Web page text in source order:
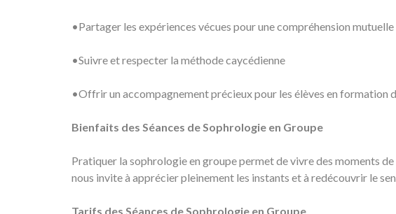
•Partager les expériences vécues pour une compréhension mutuelle
•Suivre et respecter la méthode caycédienne
•Offrir un accompagnement précieux pour les élèves en formation
Bienfaits des Séances de Sophrologie en Groupe
Pratiquer la sophrologie en groupe permet de vivre des moments
nous invite à apprécier pleinement les instants et à redécouvrir le
Tarifs des Séances de Sophrologie en Groupe